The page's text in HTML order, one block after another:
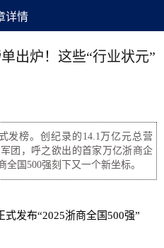
详情
出炉！这些“行业状元”
发榜。创纪录的14.1万亿元总营
团，呼之欲出的首家万亿浙商企
国500强刻下又一个新坐标。
发布“2025浙商全国500强”